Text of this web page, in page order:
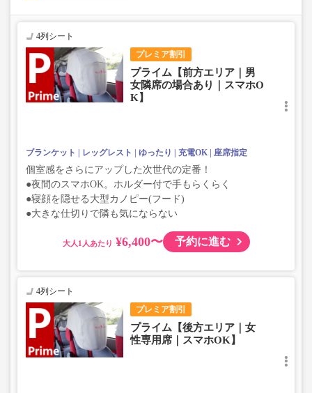
プレミア割引
4列シート
プライム【前方エリア｜男
女隣席の場合あり｜スマホO
K】
ブランケット レッグレスト ゆったり 充電OK 座席指定
個室感をさらにアップした次世代の定番！
●夜間のスマホOK。ホルダー付で手もらくらく
●寝顔を隠せる大型カノピー(フード)
●大きな仕切りで隣も気にならない
大人 ¥6,400〜 予約に進む
プレミア割引
4列シート
プライム【後方エリア｜女
性専用席｜スマホOK】